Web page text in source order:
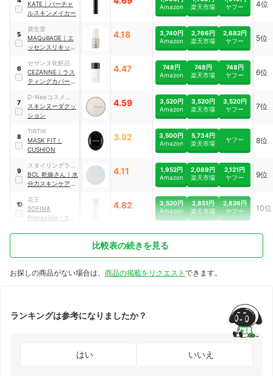
KATE ｜ バーチャ
ルスキンメイカー
Amazon
楽天市場
ヤフー
4位
5
資生堂
MAQuillAGE ｜ エ
ッセンスリキッド
4.18
3,740円
Amazon
2,766円
楽天市場
2,682円
ヤフー
5位
6
セザンヌ化粧品
CEZANNE ｜ ラス
ティングカバーフ
4.47
748円
Amazon
748円
楽天市場
748円
ヤフー
6位
7
D-Neeコスメティ
ック
スキンヌーダクッ
ション
4.59
3,520円
Amazon
3,520円
楽天市場
3,520円
ヤフー
7位
8
TIRTIR
MASK FIT ｜
CUSHION
3.92
3,500円
Amazon
5,734円
楽天市場
ヤフー 8位
9
スタイリングライ
フ・ホールディン
グス
BCL 乾燥さん ｜ 水
分力スキンケア ク
ーション
4.11
1,952円
Amazon
2,089円
楽天市場
2,121円
ヤフー
9位
10
花王
SOFINA
Primavista
ステ
4.82
3,520円
Amazon
2,851円
楽天市場
2,826円
ヤフー
10位
比較表の続きを見る
お探しの商品がない場合は、 商品の掲載をリクエスト できます。
ランキングは参考になりましたか？
はい いいえ